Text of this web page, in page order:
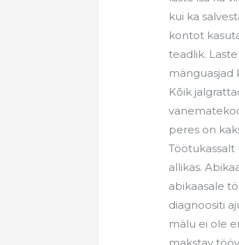
kui ka
kontot
teadlik.
mänguasjad
Kõik
peres on
Töötukassalt
allikas.
abikaasale
diagnoositi
mälu ei ole